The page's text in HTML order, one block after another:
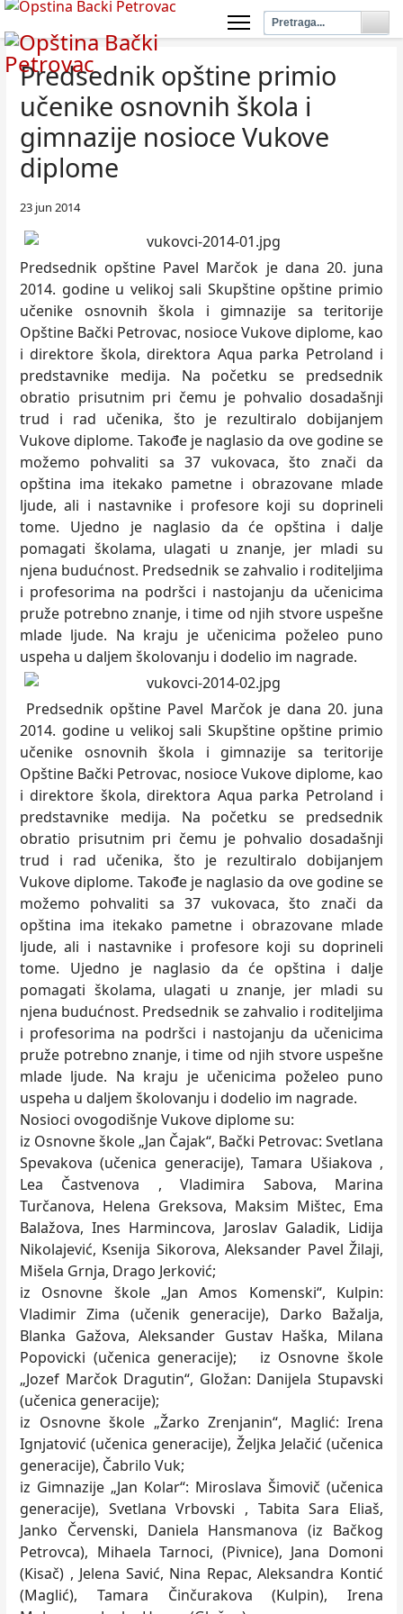
Predsednik opštine primio
učenike osnovnih škola i
gimnazije nosioce Vukove
diplome
23 jun 2014
Predsednik opštine Pavel Marčok je dana 20. juna
2014. godine u velikoj sali Skupštine opštine primio
učenike osnovnih škola i gimnazije sa teritorije
Opštine Bački Petrovac, nosioce Vukove diplome, kao
i direktore škola, direktora Aqua parka Petroland i
predstavnike medija. Na početku se predsednik
obratio prisutnim pri čemu je pohvalio dosadašnji
trud i rad učenika, što je rezultiralo dobijanjem
Vukove diplome. Takođe je naglasio da ove godine se
možemo pohvaliti sa 37 vukovaca, što znači da
opština ima itekako pametne i obrazovane mlade
ljude, ali i nastavnike i profesore koji su doprineli
tome. Ujedno je naglasio da će opština i dalje
pomagati školama, ulagati u znanje, jer mladi su
njena budućnost. Predsednik se zahvalio i roditeljima
i profesorima na podršci i nastojanju da učenicima
pruže potrebno znanje, i time od njih stvore uspešne
mlade ljude. Na kraju je učenicima poželeo puno
uspeha u daljem školovanju i dodelio im nagrade.
Predsednik opštine Pavel Marčok je dana 20. juna
2014. godine u velikoj sali Skupštine opštine primio
učenike osnovnih škola i gimnazije sa teritorije
Opštine Bački Petrovac, nosioce Vukove diplome, kao
i direktore škola, direktora Aqua parka Petroland i
predstavnike medija. Na početku se predsednik
obratio prisutnim pri čemu je pohvalio dosadašnji
trud i rad učenika, što je rezultiralo dobijanjem
Vukove diplome. Takođe je naglasio da ove godine se
možemo pohvaliti sa 37 vukovaca, što znači da
opština ima itekako pametne i obrazovane mlade
ljude, ali i nastavnike i profesore koji su doprineli
tome. Ujedno je naglasio da će opština i dalje
pomagati školama, ulagati u znanje, jer mladi su
njena budućnost. Predsednik se zahvalio i roditeljima
i profesorima na podršci i nastojanju da učenicima
pruže potrebno znanje, i time od njih stvore uspešne
mlade ljude. Na kraju je učenicima poželeo puno
uspeha u daljem školovanju i dodelio im nagrade.
Nosioci ovogodišnje Vukove diplome su:
iz Osnovne škole „Jan Čajak“, Bački Petrovac: Svetlana
Spevakova (učenica generacije), Tamara Ušiakova ,
Lea Častvenova , Vladimira Sabova, Marina
Turčanova, Helena Greksova, Maksim Mištec, Ema
Balažova, Ines Harmincova, Jaroslav Galadik, Lidija
Nikolajević, Ksenija Sikorova, Aleksander Pavel Žilaji,
Mišela Grnja, Drago Jerković;
iz Osnovne škole „Jan Amos Komenski“, Kulpin:
Vladimir Zima (učenik generacije), Darko Bažalja,
Blanka Gažova, Aleksander Gustav Haška, Milana
Popovicki (učenica generacije); iz Osnovne škole
„Jozef Marčok Dragutin“, Gložan: Danijela Stupavski
(učenica generacije);
iz Osnovne škole „Žarko Zrenjanin“, Maglić: Irena
Ignjatović (učenica generacije), Željka Jelačić (učenica
generacije), Čabrilo Vuk;
iz Gimnazije „Jan Kolar“: Miroslava Šimovič (učenica
generacije), Svetlana Vrbovski , Tabita Sara Eliaš,
Janko Červenski, Daniela Hansmanova (iz Bačkog
Petrovca), Mihaela Tarnoci, (Pivnice), Jana Domoni
(Kisač) , Jelena Savić, Nina Repac, Aleksandra Kontić
(Maglić), Tamara Činčurakova (Kulpin), Irena